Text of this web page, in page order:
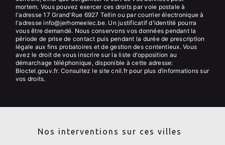
mortem. Vous pouvez exercer ces droits par voie postale à
l'adresse 17 Grand'Rue 6927 Tellin ou par courrier électronique à
l'adresse info@jerhomeelec.be. Un justificatif d'identité pourra
vous être demandé. Nous conservons vos données pendant la
période de prise de contact puis pendant la durée de prescription
légale aux fins probatoires et de gestion des contentieux. Vous
avez le droit de vous inscrire sur la liste d'opposition au
démarchage téléphonique, disponible à cette adresse:
Bloctel.gouv.fr. Consultez le site cnil.fr pour plus d’informations sur
vos droits.
Nos interventions sur ces villes